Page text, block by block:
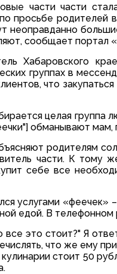
части части
просьбе родителей
неоправданно
сообщает портал
Хабаровского
группах в
что
целая группа
обманывают мам,
родителям
части. К тому
себе все
услугами
едой. В
все это стоит?" Я
что же ему
стоит 50